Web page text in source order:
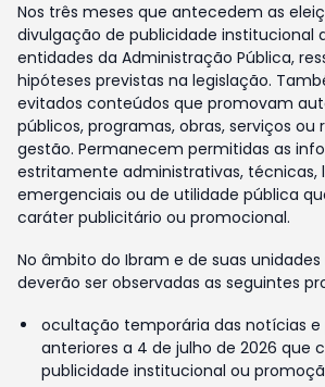
Nos três meses que antecedem as
divulgação de publicidade institucional
entidades da Administração Pública,
hipóteses previstas na legislação.
evitados conteúdos que promovam
públicos, programas, obras, serviços ou
gestão. Permanecem permitidas as
estritamente administrativas, técnicas,
emergenciais ou de utilidade pública
caráter publicitário ou promocional.
No âmbito do Ibram e de suas
deverão ser observadas as seguintes
ocultação temporária das notícias e
anteriores a 4 de julho de 2026 que
publicidade institucional ou